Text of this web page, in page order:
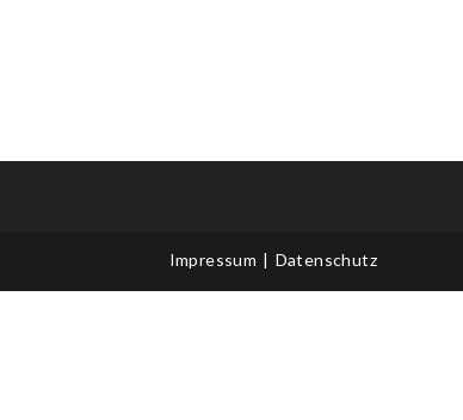
Impressum Datenschutz